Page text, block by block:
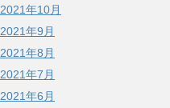
2021年10月
2021年9月
2021年8月
2021年7月
2021年6月